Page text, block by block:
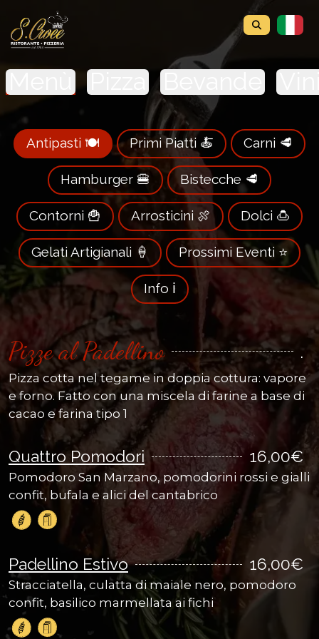
Antipasti 🍽️ Primi Piatti 🍝 Carni 🥩
Hamburger 🍔 Bistecche 🥩
Contorni 🍟 Arrosticini 🍖 Dolci 🍮
Gelati Artigianali 🍦 Prossimi Eventi ⭐️
Info ℹ️
Pizze al Padellino .
Pizza cotta nel tegame in doppia cottura: vapore
e forno. Fatto con una miscela di farine a base di
cacao e farina tipo 1
Quattro Pomodori 16,00€
Pomodoro San Marzano, pomodorini rossi e gialli
confit, bufala e alici del cantabrico
Padellino Estivo 16,00€
Stracciatella, culatta di maiale nero, pomodoro
confit, basilico marmellata ai fichi